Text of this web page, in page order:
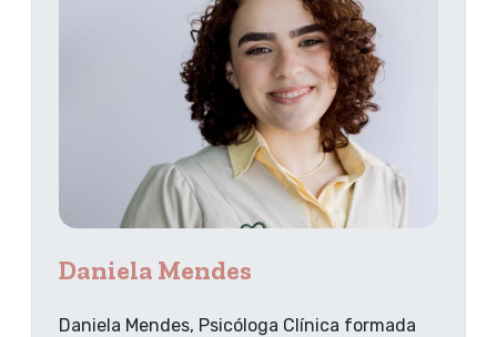
Daniela Mendes
Daniela Mendes, Psicóloga Clínica formada